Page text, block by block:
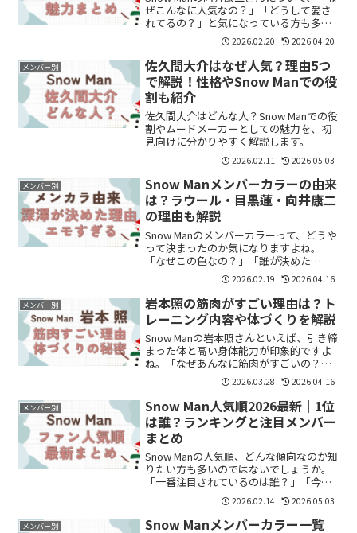
ぜこんなに人気なの？」「どうして愛さ
れてるの？」と気になっている方も多い
のではないでしょうか。結論からいう
と、向井康二さんは“場を明るくする
力”と“周囲を活かす立ち回り”で愛されて
いるメンバーです...
2026.02.20 2026.04.20
メンバー別
佐久間大介はなぜ人気？理由5つ
で解説！性格やSnow Manでの役
割も紹介
佐久間大介はどんな人？Snow Manでの役
割やムードメーカーとしての魅力を、初
見向けに分かりやすく解説します。
2026.02.11 2026.05.03
メンバー別
Snow Manメンバーカラーの由来
は？ラウール・目黒蓮・向井康二
の理由も解説
Snow Manのメンバーカラーって、どうや
って決まったのか気になりますよね。
「なぜこの色なの？」「誰が決めた
の？」と疑問に思う方も多いと思いま
す。結論からいうと、追加メンバー3人の
カラーは深澤辰哉さんが考えて決めたと
されています。この記事...
2026.02.19 2026.04.16
メンバー別
岩本照の筋肉がすごい理由は？ト
レーニング内容や体づくりを解説
Snow Manの岩本照さんといえば、引き締
まった体と高い身体能力が印象的ですよ
ね。「なぜあんなに筋肉がすごいの？」
「どんなトレーニングをしているの？」
と気になっている方も多いのではないで
しょうか。この記事では、岩本照さんの
筋肉がすごい理由...
2026.03.28 2026.04.16
メンバー別
Snow Man人気順2026最新｜1位
は誰？ランキングと注目メンバー
まとめ
Snow Manの人気順、どんな傾向なのか知
りたい方も多いのではないでしょうか。
「一番注目されているのは誰？」「今話
題になっているメンバーは？」そんな疑
問を持つ人も増えています。結論から言
うと、Snow Manは9人それぞれに強いフ
2026.02.14 2026.05.03
メンバー別
Snow Manメンバーカラー一覧｜